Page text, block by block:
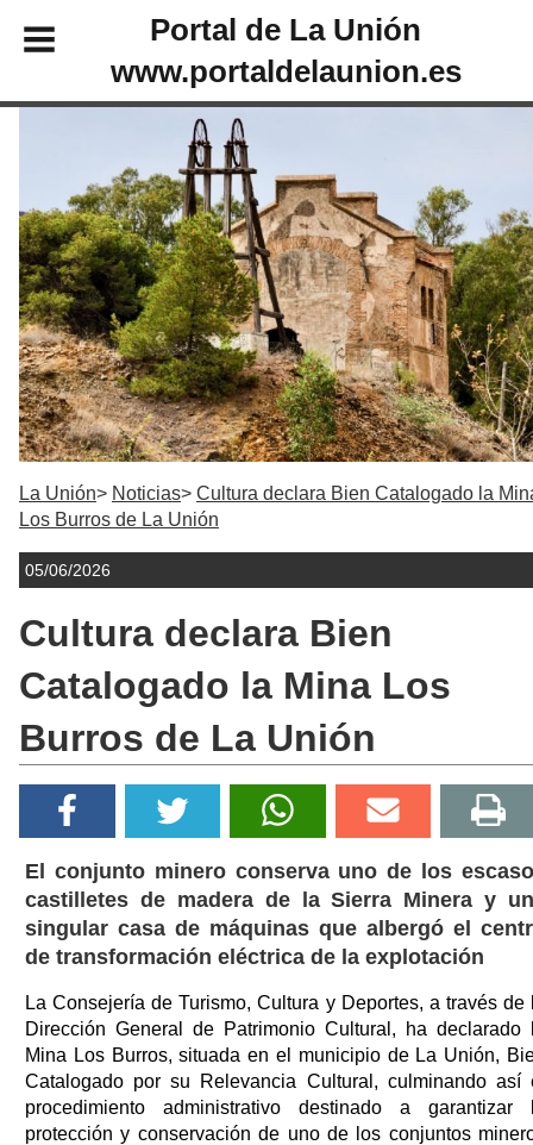
Portal de La Unión
www.portaldelaunion.es
La Unión Noticias
Cultura declara Bien Catalogado la
Los Burros de La Unión
05/06/2026
Cultura declara Bien
Catalogado la Mina Los
Burros de La Unión
El conjunto minero conserva uno de los
castilletes de madera de la Sierra Minera y
singular casa de máquinas que albergó el
de transformación eléctrica de la explotación
La Consejería de Turismo, Cultura y Deportes, a través de
Dirección General de Patrimonio Cultural, ha declarado
Mina Los Burros, situada en el municipio de La Unión,
Catalogado por su Relevancia Cultural, culminando así
procedimiento administrativo destinado a garantizar
protección y conservación de uno de los conjuntos